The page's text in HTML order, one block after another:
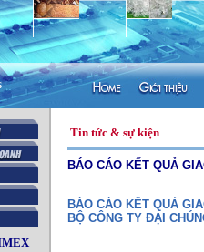
Tin tức & sự kiện
BÁO CÁO KẾT QUẢ
BÁO CÁO KẾT QUẢ
BỘ CÔNG TY ĐẠI